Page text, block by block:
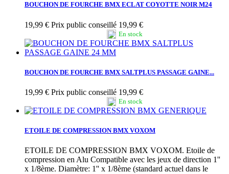
BOUCHON DE FOURCHE BMX ECLAT COYOTTE NOIR M24
19,99 € Prix public conseillé 19,99 €
En stock
BOUCHON DE FOURCHE BMX SALTPLUS PASSAGE GAINE...
19,99 € Prix public conseillé 19,99 €
En stock
ETOILE DE COMPRESSION BMX VOXOM
ETOILE DE COMPRESSION BMX VOXOM. Etoile de
compression en Alu Compatible avec les jeux de direction 1''
x 1/8ème. Diamètre: 1'' x 1/8ème (standard actuel dans le